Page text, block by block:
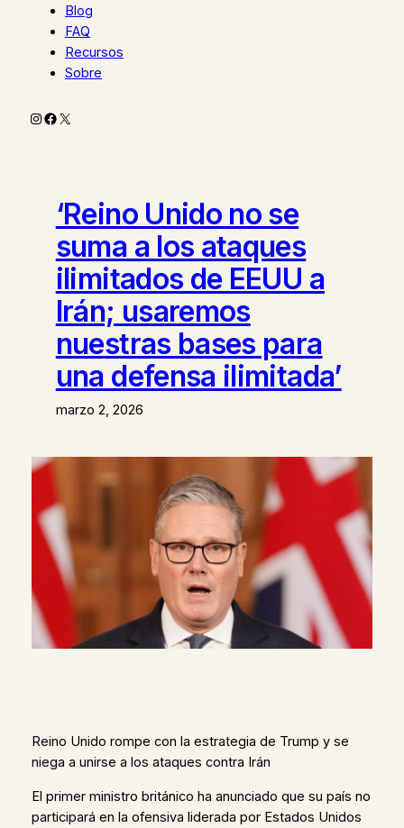
Blog
FAQ
Recursos
Sobre
Instagram
Facebook
X
‘Reino Unido no se
suma a los ataques
ilimitados de EEUU a
Irán; usaremos
nuestras bases para
una defensa ilimitada’
marzo 2, 2026
Reino Unido rompe con la estrategia de Trump y se
niega a unirse a los ataques contra Irán
El primer ministro británico ha anunciado que su país no
participará en la ofensiva liderada por Estados Unidos